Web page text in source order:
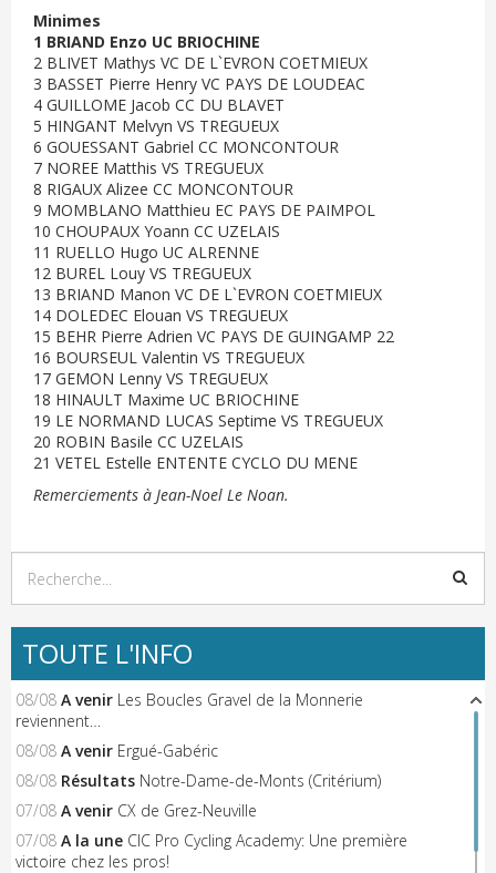
Minimes
1 BRIAND Enzo UC BRIOCHINE
2 BLIVET Mathys VC DE L`EVRON COETMIEUX
3 BASSET Pierre Henry VC PAYS DE LOUDEAC
4 GUILLOME Jacob CC DU BLAVET
5 HINGANT Melvyn VS TREGUEUX
6 GOUESSANT Gabriel CC MONCONTOUR
7 NOREE Matthis VS TREGUEUX
8 RIGAUX Alizee CC MONCONTOUR
9 MOMBLANO Matthieu EC PAYS DE PAIMPOL
10 CHOUPAUX Yoann CC UZELAIS
11 RUELLO Hugo UC ALRENNE
12 BUREL Louy VS TREGUEUX
13 BRIAND Manon VC DE L`EVRON COETMIEUX
14 DOLEDEC Elouan VS TREGUEUX
15 BEHR Pierre Adrien VC PAYS DE GUINGAMP 22
16 BOURSEUL Valentin VS TREGUEUX
17 GEMON Lenny VS TREGUEUX
18 HINAULT Maxime UC BRIOCHINE
19 LE NORMAND LUCAS Septime VS TREGUEUX
20 ROBIN Basile CC UZELAIS
21 VETEL Estelle ENTENTE CYCLO DU MENE
Remerciements à Jean-Noel Le Noan.
TOUTE L'INFO
08/08 A venir Les Boucles Gravel de la Monnerie
reviennent…
08/08 A venir Ergué-Gabéric
08/08 Résultats Notre-Dame-de-Monts (Critérium)
07/08 A venir CX de Grez-Neuville
07/08 A la une CIC Pro Cycling Academy: Une première
victoire chez les pros!